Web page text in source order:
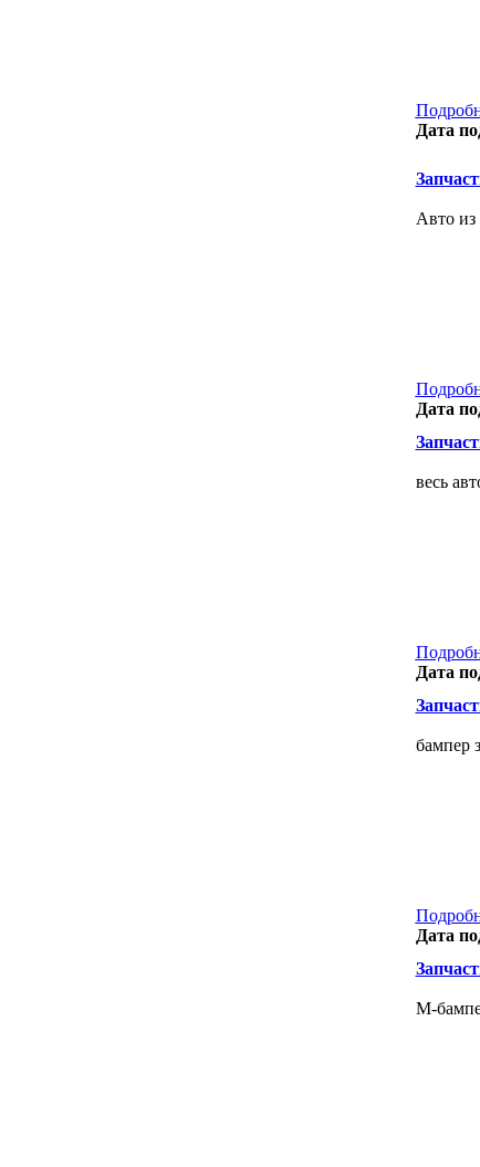
Дата
Авто из
Дата
весь
Дата
бампер
Дата
М-